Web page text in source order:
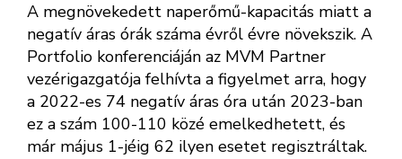
A megnövekedett naperőmű-kapacitás miatt a
negatív áras órák száma évről évre növekszik. A
Portfolio konferenciáján az MVM Partner
vezérigazgatója felhívta a figyelmet arra, hogy
a 2022-es 74 negatív áras óra után 2023-ban
ez a szám 100-110 közé emelkedhetett, és
már május 1-jéig 62 ilyen esetet regisztráltak.